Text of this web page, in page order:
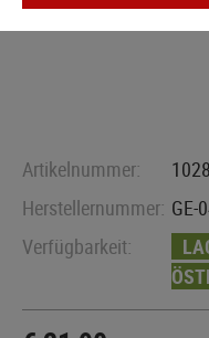
Artikelnummer:
Herstellernummer: GE-
Verfügbarkeit: